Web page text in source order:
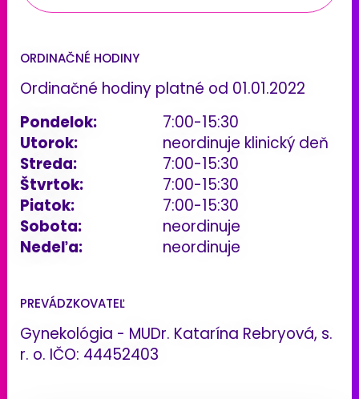
ORDINAČNÉ HODINY
Ordinačné hodiny platné od 01.01.2022
Pondelok:
7:00-15:30
Utorok:
neordinuje klinický deň
Streda:
7:00-15:30
Štvrtok:
7:00-15:30
Piatok:
7:00-15:30
Sobota:
neordinuje
Nedeľa:
neordinuje
PREVÁDZKOVATEĽ
Gynekológia - MUDr. Katarína Rebryová, s.
r. o. IČO: 44452403